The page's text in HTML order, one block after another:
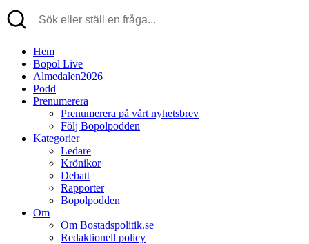
Hem
Bopol Live
Almedalen2026
Podd
Prenumerera
Prenumerera på vårt nyhetsbrev
Följ Bopolpodden
Kategorier
Ledare
Krönikor
Debatt
Rapporter
Bopolpodden
Om
Om Bostadspolitik.se
Redaktionell policy